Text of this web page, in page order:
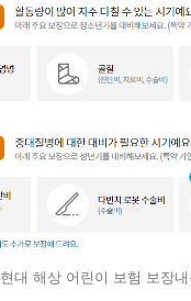
현대 해상 어린이 보험 보장내